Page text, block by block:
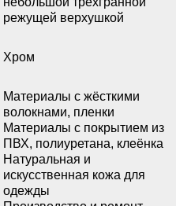
режущей верхушкой
Хром
Материалы с жёсткими
волокнами, пленки
Материалы с покрытием из
ПВХ, полиуретана, клеёнка
Натуральная и
искусственная кожа для
одежды